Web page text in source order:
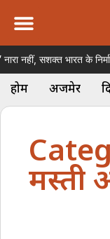
सशक्त भारत के निर्माण
होम अजमेर
मस्ती